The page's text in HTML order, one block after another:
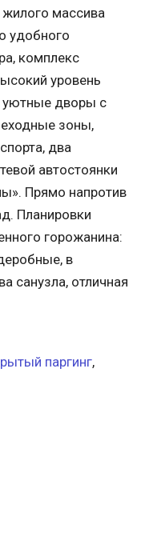
жилого массива
удобного
комплекс
уровень
уютные дворы с
зоны,
два
автостоянки
Прямо напротив
Планировки
горожанина:
в
санузла, отличная
паргинг,